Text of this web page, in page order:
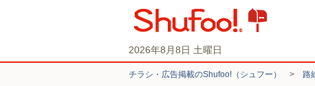
2026年8月8日 土曜日
チラシ・​広告掲載の​Shufoo!​（シュフー） > 路